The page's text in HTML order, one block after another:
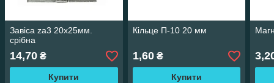
Завіса za3 20х25мм.
срібна
14,70 ₴
Купити
Кільце П-10 20 мм
1,60₴
Купити